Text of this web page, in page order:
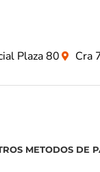
Plaza 80 Cra
METODOS DE